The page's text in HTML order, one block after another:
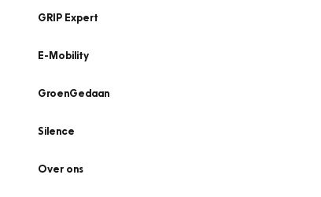
GRIP Expert
E-Mobility
GroenGedaan
Silence
Over ons